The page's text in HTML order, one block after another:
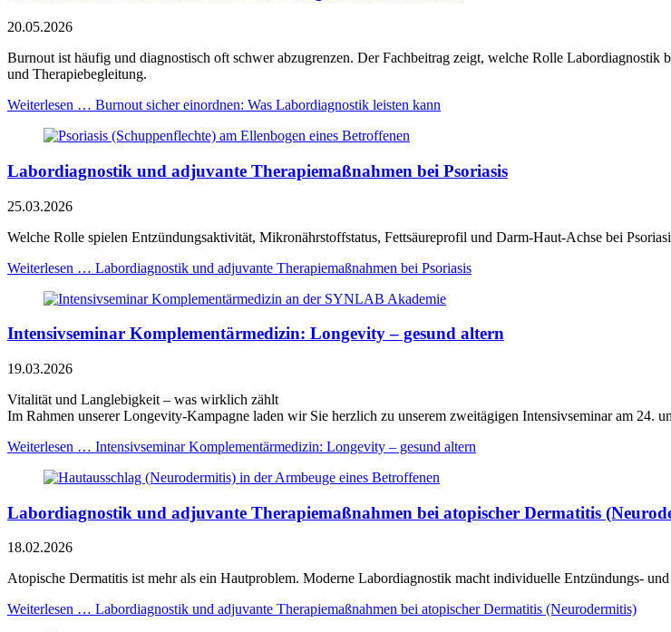
20.05.2026
Burnout ist häufig und diagnostisch oft schwer abzugrenzen. Der Fachbeitrag zeigt, welche Rolle
und Therapiebegleitung.
Weiterlesen … Burnout sicher einordnen: Was Labordiagnostik leisten kann
Labordiagnostik und adjuvante Therapie­maßnahmen bei Psoriasis
25.03.2026
Welche Rolle spielen Entzündungsaktivität, Mikronährstoffstatus, Fettsäureprofil und Darm-Haut-Achse bei
Weiterlesen … Labordiagnostik und adjuvante Therapie­maßnahmen bei Psoriasis
Intensivseminar Komplementärmedizin: Longevity – gesund altern
19.03.2026
Vitalität und Langlebigkeit – was wirklich zählt
Im Rahmen unserer Longevity-Kampagne laden wir Sie herzlich zu unserem zweitägigen Intensivseminar am 24.
Weiterlesen … Intensivseminar Komplementärmedizin: Longevity – gesund altern
Labordiagnostik und adjuvante Therapie­maßnahmen bei atopischer Dermatitis
18.02.2026
Atopische Dermatitis ist mehr als ein Hautproblem. Moderne Labordiagnostik macht individuelle Entzündungs-
Weiterlesen … Labordiagnostik und adjuvante Therapie­maßnahmen bei atopischer Dermatitis (Neurodermitis)